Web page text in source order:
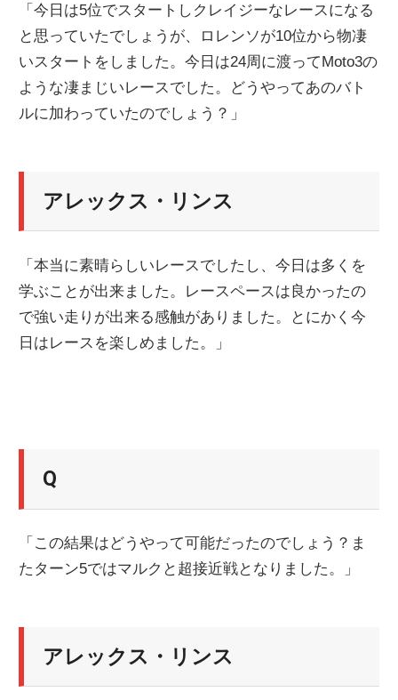
「今日は5位でスタートしクレイジーなレースになる
と思っていたでしょうが、ロレンソが10位から物凄
いスタートをしました。今日は24周に渡ってMoto3の
ような凄まじいレースでした。どうやってあのバト
ルに加わっていたのでしょう？」
アレックス・リンス
「本当に素晴らしいレースでしたし、今日は多くを
学ぶことが出来ました。レースペースは良かったの
で強い走りが出来る感触がありました。とにかく今
日はレースを楽しめました。」
Q
「この結果はどうやって可能だったのでしょう？ま
たターン5ではマルクと超接近戦となりました。」
アレックス・リンス